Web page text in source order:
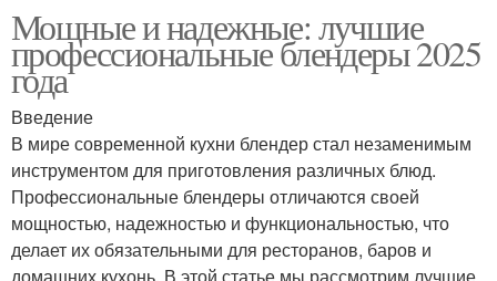
Мощные и надежные: лучшие
профессиональные блендеры 2025
года
Введение
В мире современной кухни блендер стал незаменимым
инструментом для приготовления различных блюд.
Профессиональные блендеры отличаются своей
мощностью, надежностью и функциональностью, что
делает их обязательными для ресторанов, баров и
домашних кухонь. В этой статье мы рассмотрим лучшие